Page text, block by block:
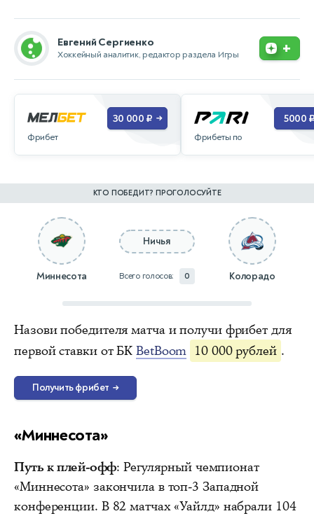
Евгений Сергиенко
Хоккейный аналитик, редактор раздела Игры +
Фрибет
30 000 ₽ →
Фрибеты по
5000
КТО ПОБЕДИТ? ПРОГОЛОСУЙТЕ
Миннесота
Ничья
Всего голосов: 0 Колорадо
Назови победителя матча и получи фрибет для
первой ставки от БК BetBoom 10 000 рублей .
Получить фрибет →
«Миннесота»
Путь к плей-офф: Регулярный чемпионат
«Миннесота» закончила в топ-3 Западной
конференции. В 82 матчах «Уайлд» набрали 104